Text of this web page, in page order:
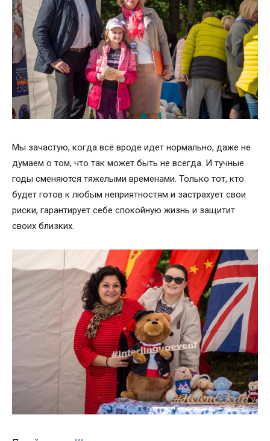
Мы зачастую, когда всё вроде идет нормально, даже не
думаем о том, что так может быть не всегда. И тучные
годы сменяются тяжелыми временами. Только тот, кто
будет готов к любым неприятностям и застрахует свои
риски, гарантирует себе спокойную жизнь и защитит
своих близких.